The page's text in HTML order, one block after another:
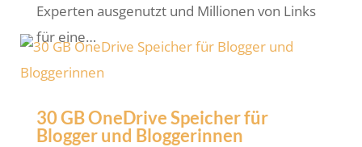
Experten ausgenutzt und Millionen von Links
für eine…
30 GB OneDrive Speicher für
Blogger und Bloggerinnen